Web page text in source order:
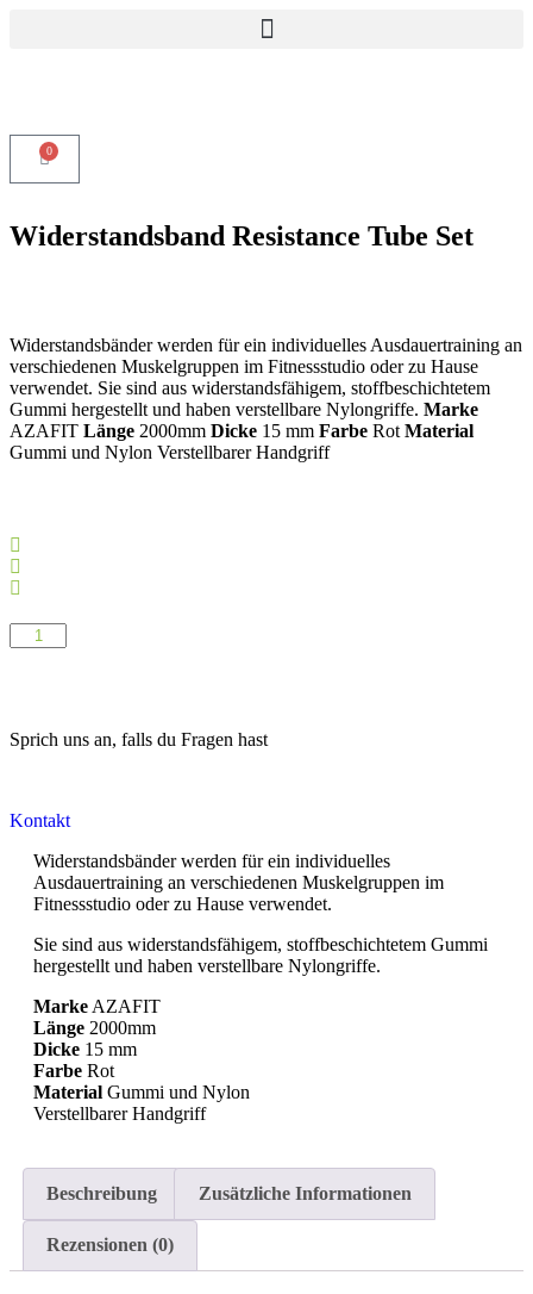
0
Widerstandsband Resistance Tube Set
Widerstandsbänder werden für ein individuelles Ausdauertraining an
verschiedenen Muskelgruppen im Fitnessstudio oder zu Hause
verwendet. Sie sind aus widerstandsfähigem, stoffbeschichtetem
Gummi hergestellt und haben verstellbare Nylongriffe. Marke
AZAFIT Länge 2000mm Dicke 15 mm Farbe Rot Material
Gummi und Nylon Verstellbarer Handgriff
Sprich uns an, falls du Fragen hast
Kontakt
Widerstandsbänder werden für ein individuelles
Ausdauertraining an verschiedenen Muskelgruppen im
Fitnessstudio oder zu Hause verwendet.
Sie sind aus widerstandsfähigem, stoffbeschichtetem Gummi
hergestellt und haben verstellbare Nylongriffe.
Marke AZAFIT
Länge 2000mm
Dicke 15 mm
Farbe Rot
Material Gummi und Nylon
Verstellbarer Handgriff
Beschreibung Zusätzliche Informationen
Rezensionen (0)